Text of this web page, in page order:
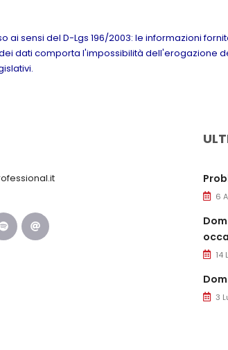
ai sensi del D-Lgs 196/2003: le informazioni
dati comporta l'impossibilità dell'erogazione
6
14
3